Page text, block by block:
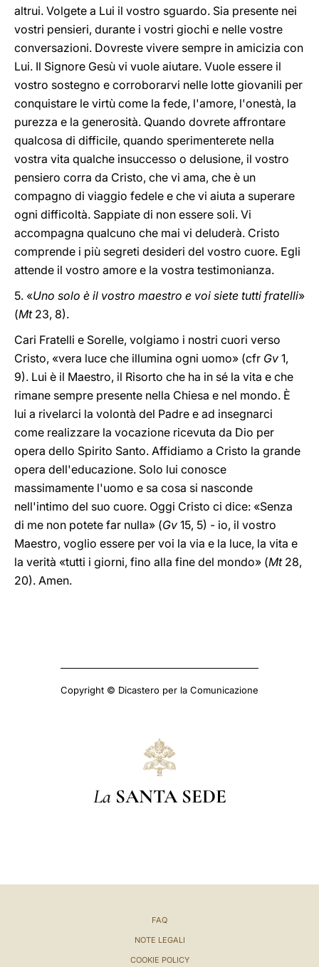
altrui. Volgete a Lui il vostro sguardo. Sia presente nei
vostri pensieri, durante i vostri giochi e nelle vostre
conversazioni. Dovreste vivere sempre in amicizia con
Lui. Il Signore Gesù vi vuole aiutare. Vuole essere il
vostro sostegno e corroborarvi nelle lotte giovanili per
conquistare le virtù come la fede, l'amore, l'onestà, la
purezza e la generosità. Quando dovrete affrontare
qualcosa di difficile, quando sperimenterete nella
vostra vita qualche insuccesso o delusione, il vostro
pensiero corra da Cristo, che vi ama, che è un
compagno di viaggio fedele e che vi aiuta a superare
ogni difficoltà. Sappiate di non essere soli. Vi
accompagna qualcuno che mai vi deluderà. Cristo
comprende i più segreti desideri del vostro cuore. Egli
attende il vostro amore e la vostra testimonianza.
5. «Uno solo è il vostro maestro e voi siete tutti fratelli»
(Mt23, 8).
Cari Fratelli e Sorelle, volgiamo i nostri cuori verso
Cristo, «vera luce che illumina ogni uomo» (cfr Gv 1,
9). Lui è il Maestro, il Risorto che ha in sé la vita e che
rimane sempre presente nella Chiesa e nel mondo. È
lui a rivelarci la volontà del Padre e ad insegnarci
come realizzare la vocazione ricevuta da Dio per
opera dello Spirito Santo. Affidiamo a Cristo la grande
opera dell'educazione. Solo lui conosce
massimamente l'uomo e sa cosa si nasconde
nell'intimo del suo cuore. Oggi Cristo ci dice: «Senza
di me non potete far nulla» (Gv 15, 5) - io, il vostro
Maestro, voglio essere per voi la via e la luce, la vita e
la verità «tutti i giorni, fino alla fine del mondo» (Mt28,
20). Amen.
Copyright © Dicastero per la Comunicazione
La SANTA SEDE
FAQ
NOTE LEGALI
COOKIE POLICY